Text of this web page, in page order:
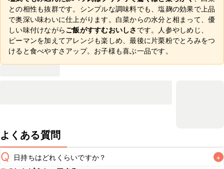
との相性も抜群です。シンプルな調味料でも、塩麹の効果で上品
で奥深い味わいに仕上がります。白菜からの水分と相まって、優
しい味付けながらご飯がすすむおいしさ です。人参やしめじ、
ピーマンを加えてアレンジも楽しめ、最後に片栗粉でとろみをつ
けると食べやすさアップ。お子様も喜ぶ一品です。
よくある質問
Q 日持ちはどれくらいですか？ +